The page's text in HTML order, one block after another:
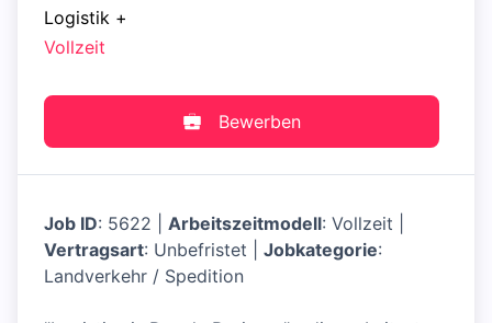
Logistik +
Vollzeit
Bewerben
Job ID: 5622 | Arbeitszeitmodell: Vollzeit |
Vertragsart: Unbefristet | Jobkategorie:
Landverkehr / Spedition